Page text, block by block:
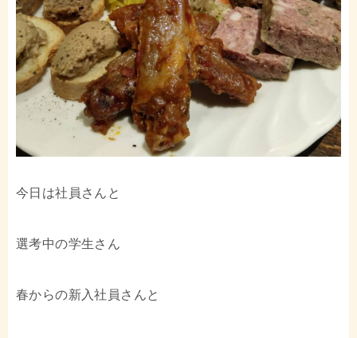
今日は社員さんと
選考中の学生さん
春からの新入社員さんと